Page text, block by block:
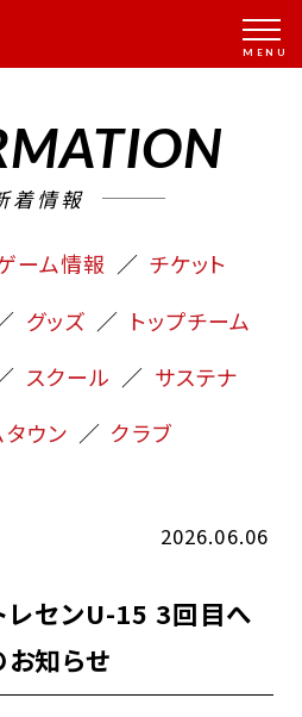
着情報
ーム情報
チケット
グッズ
トップチーム
スクール
サステナ
ウン
クラブ
2026.06.06
レセンU-15 3回目へ
知らせ